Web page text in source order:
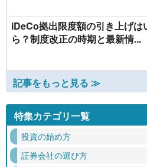
iDeCo拠出限度額の引き上げは
ら？制度改正の時期と最新情...
記事をもっと見る ≫
特集カテゴリ一覧
投資の始め方
証券会社の選び方